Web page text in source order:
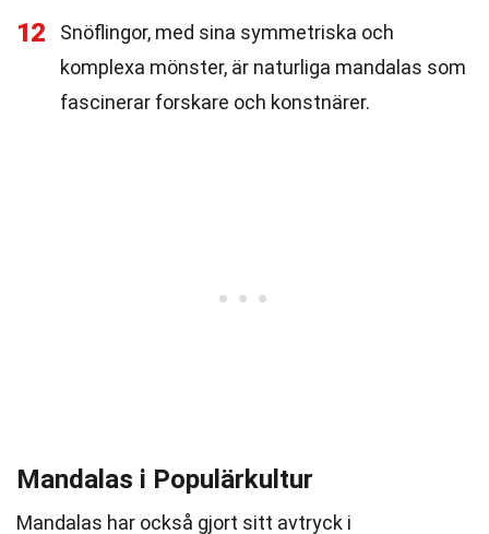
12
Snöflingor, med sina symmetriska och
komplexa mönster, är naturliga mandalas som
fascinerar forskare och konstnärer.
Mandalas i Populärkultur
Mandalas har också gjort sitt avtryck i